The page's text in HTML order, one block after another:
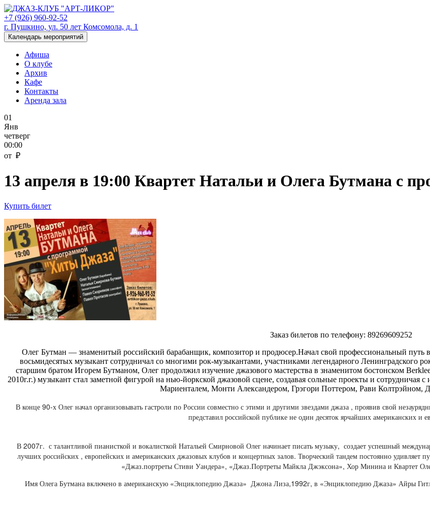
+7 (926) 960-92-52
г. Пушкино, ул. 50 лет Комсомола, д. 1
Календарь мероприятий
Афиша
О клубе
Архив
Кафе
Контакты
Аренда зала
01
Янв
четверг
00:00
от ₽
13 апреля в 19:00 Квартет Натальи и Олега Бутмана с
Купить билет
Заказ билетов по телефону: 89269609252
Олег Бутман — знаменитый российский барабанщик, композитор и продюсер.Начал свой профессиональный
восьмидесятых музыкант сотрудничал со многими рок-музыкантами, участниками легендарного Ленинградского
старшим братом Игорем Бутманом, Олег продолжил изучение джазового мастерства в знаменитом бостонском
2010г.г.) музыкант стал заметной фигурой на нью-йоркской джазовой сцене, создавая сольные проекты и
Мариенталем, Монти Александером, Грэгори Поттером, Рави Колтрэйном,
В конце 90-х Олег начал организовывать гастроли по России совместно с этими и другими звездами джаза , проявив свой
представил российской публике не один десяток ярчайших американских и
В 2007г. с талантливой пианисткой и вокалисткой Натальей Смирновой Олег начинает писать музыку, создает успешный
лучших российских , европейских и американских джазовых клубов и концертных залов. Творческий тандем постоянно
«Джаз.портреты Стиви Уандера», «Джаз.Портреты Майкла Джэксона», Хор Минина и Квартет
Имя Олега Бутмана включено в американскую «Энциклопедию Джаза» Джона Лиза,1992г, в «Энциклопедию Джаза» Айры